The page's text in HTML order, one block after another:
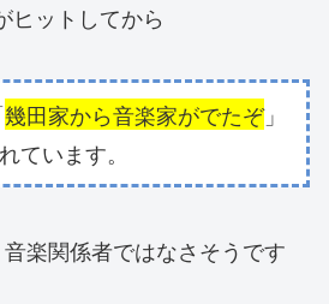
ヒットしてから
幾田家から音楽家がでたぞ」
ています。
楽関係者ではなさそうです